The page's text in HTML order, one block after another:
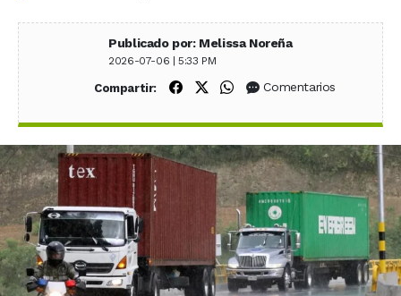
Publicado por: Melissa Noreña
2026-07-06 | 5:33 PM
Compartir: Compartir en Facebook
Compartir en X (Twitter)
Compartir en WhatsApp
Comentarios